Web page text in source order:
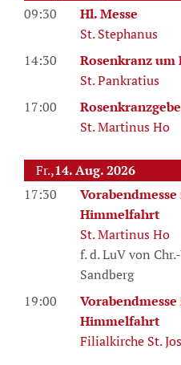
09:30
Hl. Messe
St. Stephanus
14:30
Rosenkranz um
St. Pankratius
17:00
St. Martinus Ho
Fr.,14. Aug. 2026
17:30
Himmelfahrt
St. Martinus Ho
f. d. LuV von
Sandberg
19:00
Himmelfahrt
Filialkirche St.